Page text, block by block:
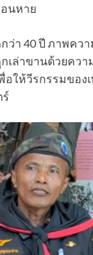
นหาย
ว่า 40 ปี ภาพคว
เล่าขานด้วยควา
อให้วีรกรรมของ